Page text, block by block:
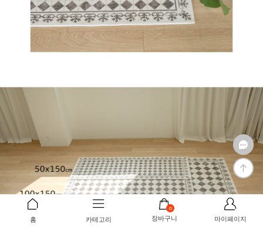
홈 카테고리
0
장바구니 마이페이지